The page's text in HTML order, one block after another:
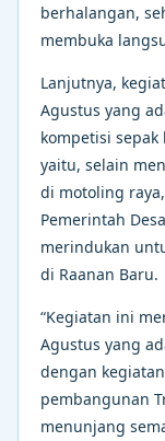
berhalangan,
membuka
Lanjutnya,
Agustus yang
kompetisi
yaitu, selain
di motoling
Pemerintah
merindukan
di Raanan Baru.
“Kegiatan ini
Agustus yang
dengan
pembangunan
menunjang